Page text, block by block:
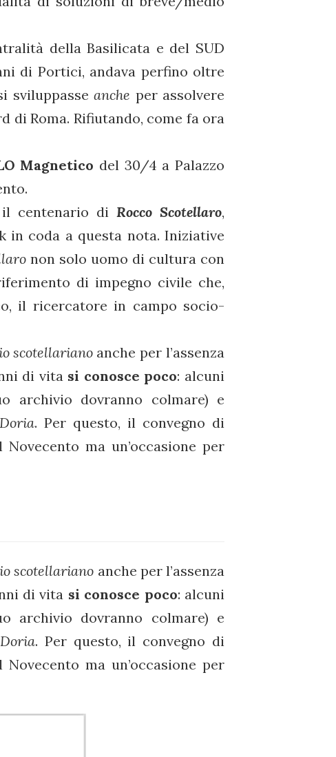
della Basilicata e del SUD
di Portici, andava perfino oltre
sviluppasse anche per assolvere
Roma. Rifiutando, come fa ora
Magnetico del 30/4 a Palazzo
centenario di Rocco Scotellaro,
in coda a questa nota. Iniziative
non solo uomo di cultura con
di impegno civile che,
il ricercatore in campo socio-
scotellariano anche per l’assenza
di vita si conosce poco: alcuni
archivio dovranno colmare) e
Doria. Per questo, il convegno di
ma un’occasione per
scotellariano anche per l’assenza
di vita si conosce poco: alcuni
archivio dovranno colmare) e
Doria. Per questo, il convegno di
ma un’occasione per